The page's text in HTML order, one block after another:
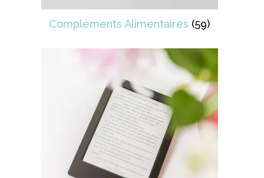
Compléments Alimentaires (59)